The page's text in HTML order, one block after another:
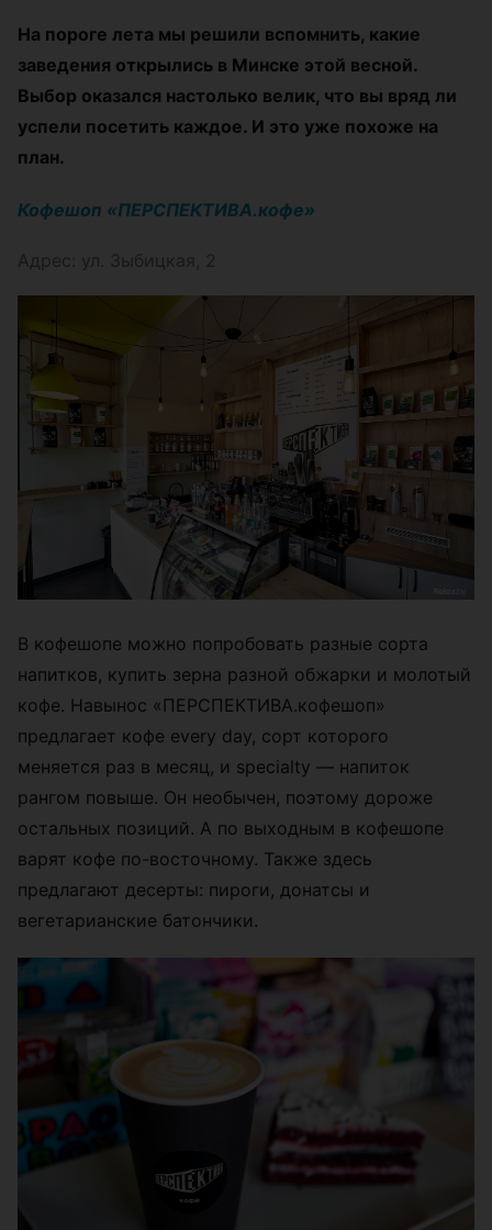
На пороге лета мы решили вспомнить, какие
заведения открылись в Минске этой весной.
Выбор оказался настолько велик, что вы вряд ли
успели посетить каждое. И это уже похоже на
план.
Кофешоп «ПЕРСПЕКТИВА.кофе»
Адрес: ул. Зыбицкая, 2
В кофешопе можно попробовать разные сорта
напитков, купить зерна разной обжарки и молотый
кофе. Навынос «ПЕРСПЕКТИВА.кофешоп»
предлагает кофе every day, сорт которого
меняется раз в месяц, и specialty — напиток
рангом повыше. Он необычен, поэтому дороже
остальных позиций. А по выходным в кофешопе
варят кофе по-восточному. Также здесь
предлагают десерты: пироги, донатсы и
вегетарианские батончики.